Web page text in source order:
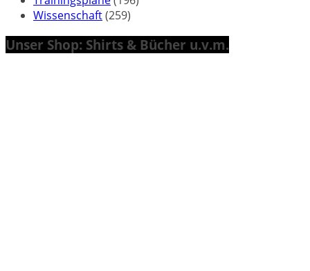
Wissenschaft(259)
Unser Shop: Shirts & Bücher u.v.m.